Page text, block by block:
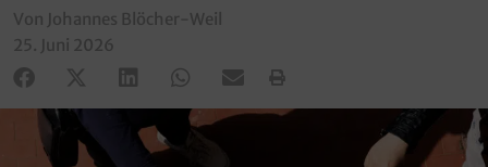
Von Johannes Blöcher-Weil
25. Juni 2026